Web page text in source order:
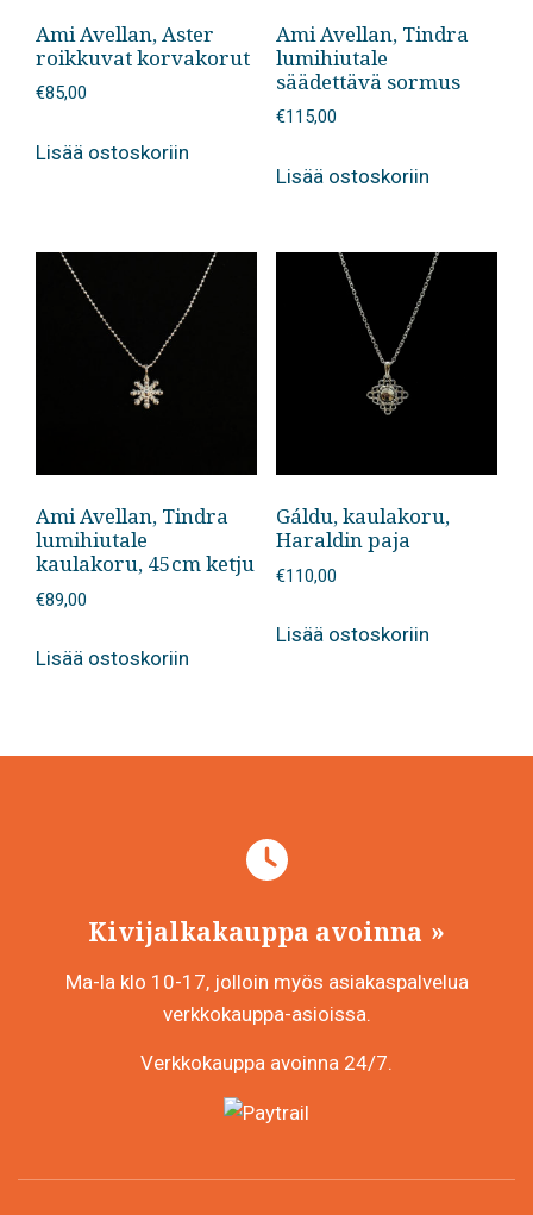
Ami Avellan, Aster
roikkuvat korvakorut
€85,00
Lisää ostoskoriin
Ami Avellan, Tindra
lumihiutale
säädettävä sormus
€115,00
Lisää ostoskoriin
Ami Avellan, Tindra
lumihiutale
kaulakoru, 45cm ketju
€89,00
Lisää ostoskoriin
Gáldu, kaulakoru,
Haraldin paja
€110,00
Lisää ostoskoriin
Kivijalkakauppa avoinna
Ma-la klo 10-17, jolloin myös asiakaspalvelua
verkkokauppa-asioissa.
Verkkokauppa avoinna 24/7.